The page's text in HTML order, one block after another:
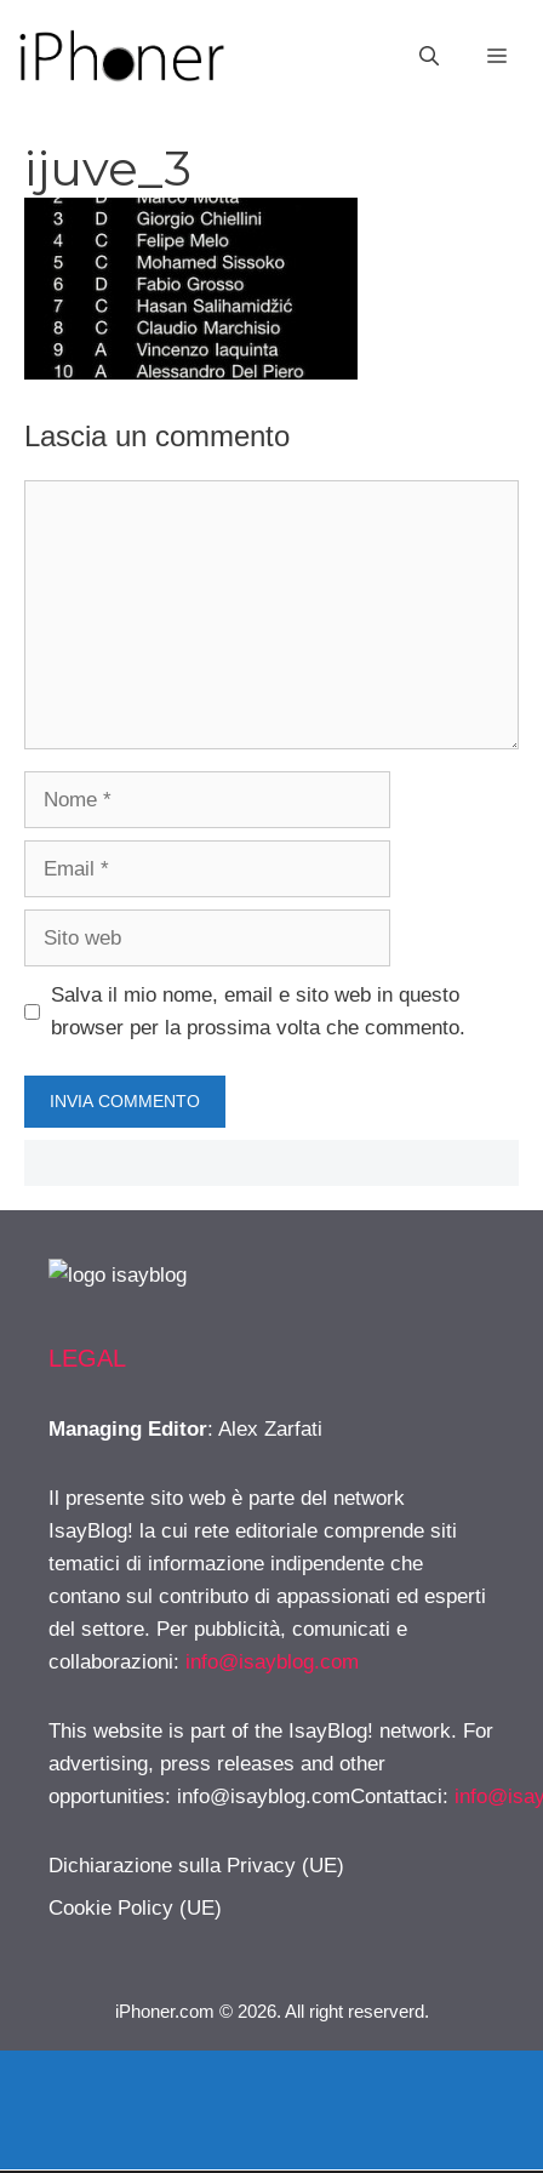
contenuto
ijuve_3
Lascia un commento
Nome
Email
Sito
Salva il mio nome, email e sito web in questo
browser per la prossima volta che commento.
LEGAL
Managing Editor: Alex Zarfati
Il presente sito web è parte del network
IsayBlog! la cui rete editoriale comprende siti
tematici di informazione indipendente che
contano sul contributo di appassionati ed esperti
del settore. Per pubblicità, comunicati e
collaborazioni: info@isayblog.com
This website is part of the IsayBlog! network. For
advertising, press releases and other
opportunities: info@isayblog.comContattaci:
Dichiarazione sulla Privacy (UE)
Cookie Policy (UE)
iPhoner.com © 2026. All right reserverd.